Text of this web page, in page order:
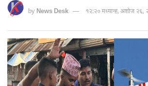
byNews Desk १२:२० मध्यान्ह, अशोज २६,